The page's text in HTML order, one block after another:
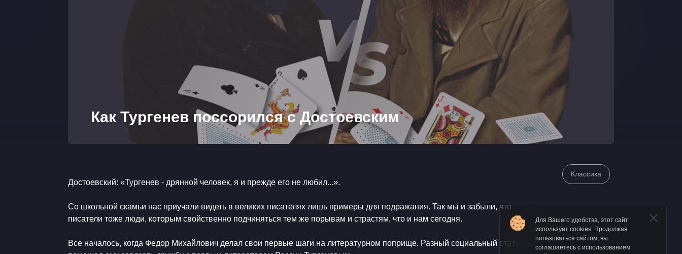
Как Тургенев поссорился с Достоевским
​Достоевский: «Тургенев - дрянной человек, я и прежде его не любил...». ⠀
​Со школьной скамьи нас приучали видеть в великих писателях лишь примеры для подражания. Так мы и забыли, что
писатели тоже люди, которым свойственно подчиняться тем же порывам и страстям, что и нам сегодня. ⠀
​Все началось, когда Федор Михайлович делал свои первые шаги на литературном поприще. Разный социальный статус не
Классика
Для Вашего удобства, этот сайт
использует cookies. Продолжая
пользоваться сайтом, вы
соглашаетесь с использованием